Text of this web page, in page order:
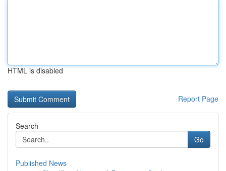
HTML is disabled
Report Page
Search
Go
Published News